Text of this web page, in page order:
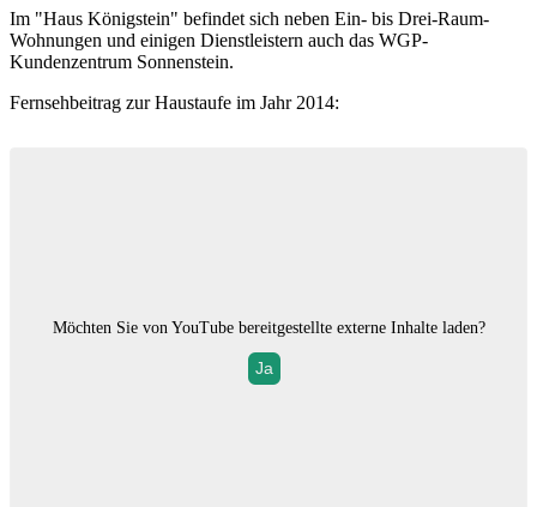
Im "Haus Königstein" befindet sich neben Ein- bis Drei-Raum-
Wohnungen und einigen Dienstleistern auch das WGP-
Kundenzentrum Sonnenstein.
Fernsehbeitrag zur Haustaufe im Jahr 2014:
Möchten Sie von YouTubebereitgestellte externe Inhalte laden?
Ja